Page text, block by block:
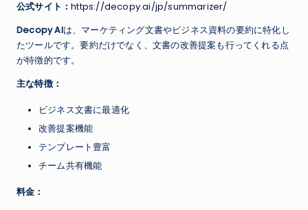
公式サイト：https://decopy.ai/jp/summarizer/
Decopy AIは、マーケティング文書やビジネス資料の要約に特化し
たツールです。要約だけでなく、文書の改善提案も行ってくれる点
が特徴的です。
主な特徴：
ビジネス文書に最適化
改善提案機能
テンプレート豊富
チーム共有機能
料金：